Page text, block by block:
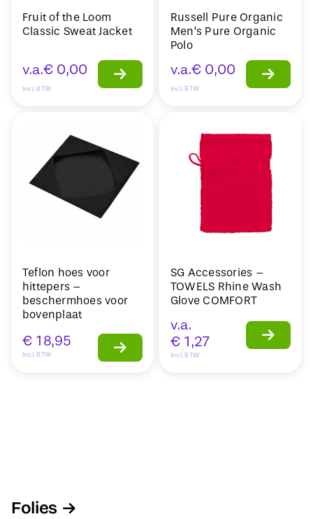
Fruit of the Loom
Classic Sweat Jacket
v.a.€ 0,00
Incl. BTW
Russell Pure Organic
Men’s Pure Organic
Polo
v.a.€ 0,00
Incl. BTW
Teflon hoes voor
hittepers –
beschermhoes voor
bovenplaat
€ 18,95
Incl. BTW
SG Accessories –
TOWELS Rhine Wash
Glove COMFORT
v.a.
€ 1,27
Incl. BTW
Folies